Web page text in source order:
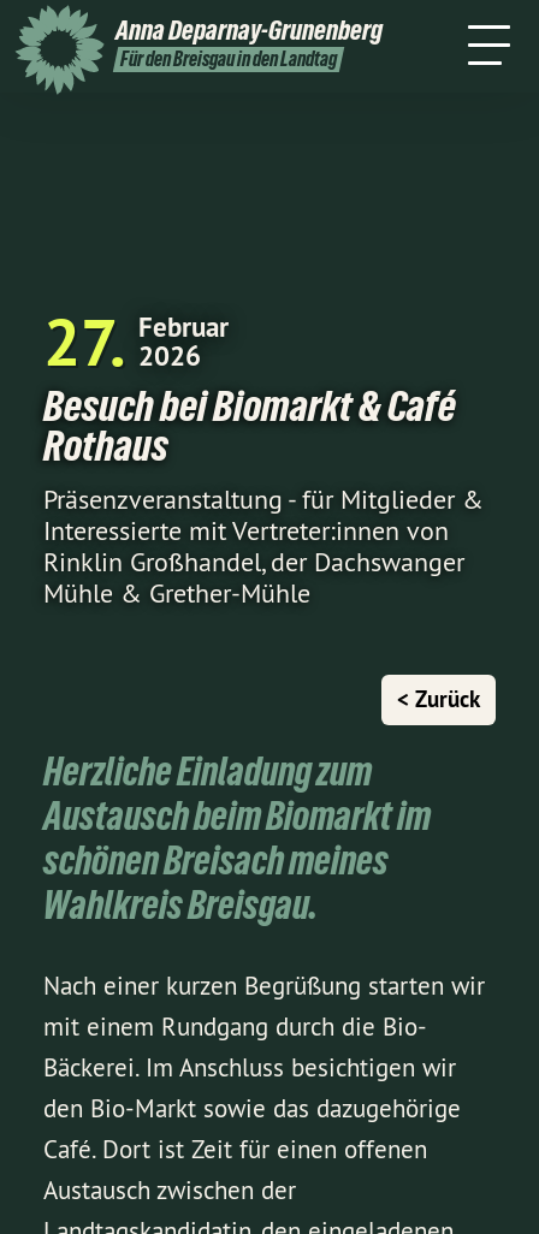
AnnaDeparnay-Grunenberg
Für den Breisgau in den Landtag
Kontakt Wahlkreis Presse
Home Über mich Themen
27
Februar
2026
Besuch bei Biomarkt & Café
Rothaus
Präsenzveranstaltung - für Mitglieder &
Interessierte mit Vertreter:innen von
Rinklin Großhandel, der Dachswanger
Mühle & Grether-Mühle
< Zurück
Herzliche Einladung zum
Austausch beim Biomarkt im
schönen Breisach meines
Wahlkreis Breisgau.
Nach einer kurzen Begrüßung starten wir
mit einem Rundgang durch die Bio-
Bäckerei. Im Anschluss besichtigen wir
den Bio-Markt sowie das dazugehörige
Café. Dort ist Zeit für einen offenen
Austausch zwischen der